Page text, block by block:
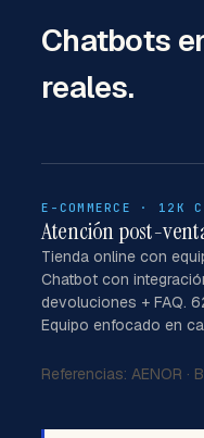
Chatbots
reales.
E-COMMERCE · 12K
Atención post-
Tienda online con
Chatbot con
devoluciones + FAQ.
Equipo enfocado en
Referencias: AENOR ·